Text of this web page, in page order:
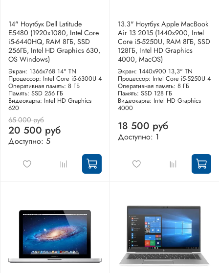
14" Ноутбук Dell Latitude
E5480 (1920х1080, Intel Core
i5-6440HQ, RAM 8ГБ, SSD
256ГБ, Intel HD Graphics 630,
OS Windows)
Экран: 1366x768 14" TN
Процессор: Intel Core i5-6300U 4
Оперативная память: 8 ГБ
Память: SSD 256 ГБ
Видеокарта: Intel HD Graphics
620
65 000 руб
20 500 руб
Доступно: 5
13.3" Ноутбук Apple MacBook
Air 13 2015 (1440x900, Intel
Core i5-5250U, RAM 8ГБ, SSD
128ГБ, Intel HD Graphics
4000, MacOS)
Экран: 1440x900 13,3" TN
Процессор: Intel Core i5-5250U 4
Оперативная память: 8 ГБ
Память: SSD 128 ГБ
Видеокарта: Intel HD Graphics
4000
18 500 руб
Доступно: 1